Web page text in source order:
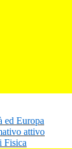
ed Europa
attivo
Fisica